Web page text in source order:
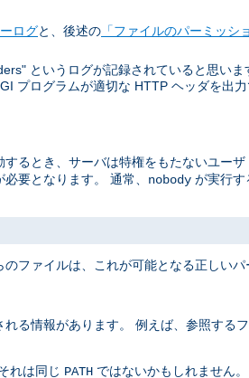
ログと、後述の 「ファイルのパーミッシ
というログが記録されていると思い
プログラムが適切な HTTP ヘッダを出
るとき、サーバは特権をもたないユーザ
要となります。 通常、 nobody が実行す
ファイルは、これが可能となる正しい
る情報があります。 例えば、参照する
れは同じ PATH ではないかもしれません